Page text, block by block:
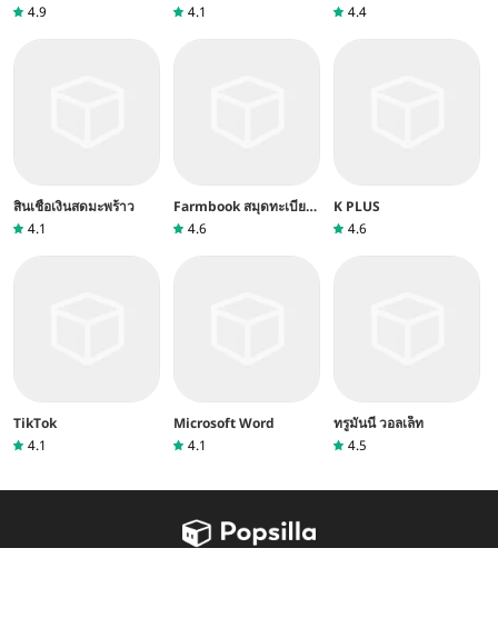
4.9
4.1
4.4
สินเชื่อเงินสดมะพร้าว
4.1
Farmbook สมุดทะเบียน
เกษตรกร
4.6
K PLUS
4.6
TikTok
4.1
Microsoft Word
4.1
ทรูมันนี่ วอลเล็ท
4.5